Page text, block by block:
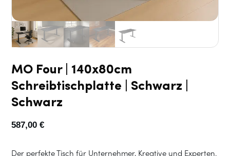
MO Four | 140x80cm
Schreibtischplatte | Schwarz |
Schwarz
587,00 €
Der perfekte Tisch für Unternehmer, Kreative und Experten.